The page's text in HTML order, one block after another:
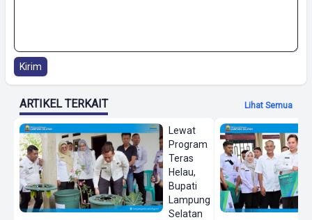
Kirim
ARTIKEL TERKAIT Lihat Semua
Lewat
Program
Teras
Helau,
Bupati
Lampung
Selatan